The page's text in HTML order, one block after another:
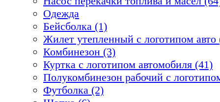
Одежда
Бейсболка (1)
Жилет утепленный с логотипом авто
Комбинезон (3)
Куртка с логотипом автомобиля (41)
Полукомбинезон рабочий с
Футболка (2)